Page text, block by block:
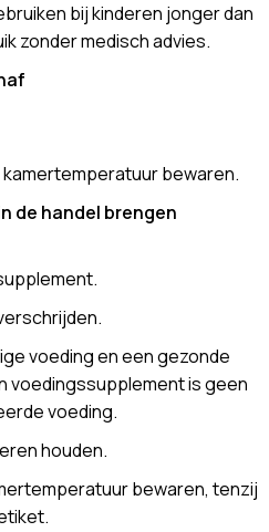
bij kinderen jonger dan
zonder medisch advies.
bewaren.
de handel brengen
voeding en een gezonde
voedingssupplement is geen
voeding.
houden.
bewaren, tenzij